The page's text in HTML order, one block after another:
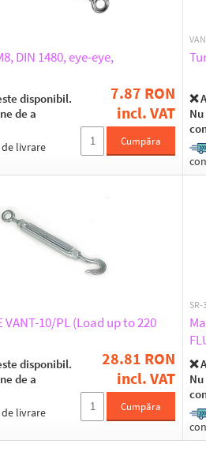
DIN 1480, eye-eye,
disponibil.
de a
livrare
7.87 RON
incl. VAT
Cumpăra
❌
VANT-10/PL (Load up to 220
disponibil.
de a
livrare
28.81 RON
incl. VAT
Cumpăra
SR-
❌